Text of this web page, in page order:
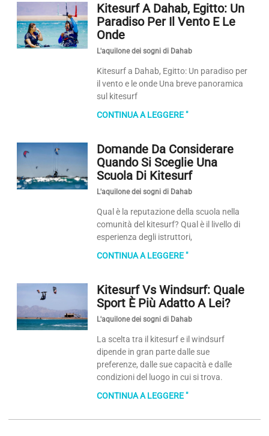
Kitesurf A Dahab, Egitto: Un
Paradiso Per Il Vento E Le
Onde
L'aquilone dei sogni di Dahab
Kitesurf a Dahab, Egitto: Un paradiso per
il vento e le onde Una breve panoramica
sul kitesurf
CONTINUA A LEGGERE "
Domande Da Considerare
Quando Si Sceglie Una
Scuola Di Kitesurf
L'aquilone dei sogni di Dahab
Qual è la reputazione della scuola nella
comunità del kitesurf? Qual è il livello di
esperienza degli istruttori,
CONTINUA A LEGGERE "
Kitesurf Vs Windsurf: Quale
Sport È Più Adatto A Lei?
L'aquilone dei sogni di Dahab
La scelta tra il kitesurf e il windsurf
dipende in gran parte dalle sue
preferenze, dalle sue capacità e dalle
condizioni del luogo in cui si trova.
CONTINUA A LEGGERE "